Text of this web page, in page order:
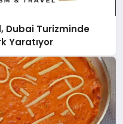
Dubai Turizminde
Yaratıyor